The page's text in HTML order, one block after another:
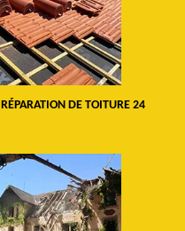
RÉPARATION DE TOITURE 24